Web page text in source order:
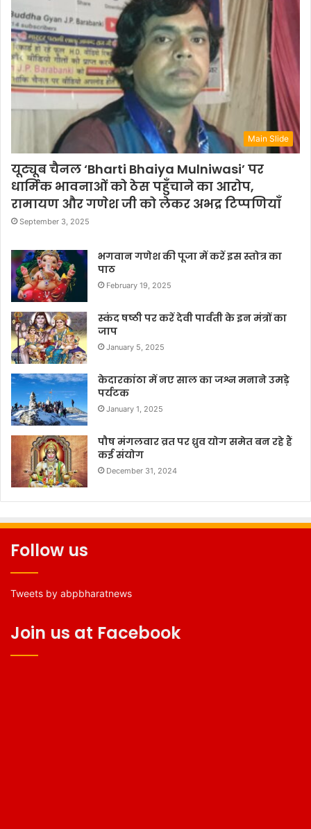
Main Slide
यूट्यूब चैनल ‘Bharti Bhaiya Mulniwasi’ पर
धार्मिक भावनाओं को ठेस पहुँचाने का आरोप,
रामायण और गणेश जी को लेकर अभद्र टिप्पणियाँ
September 3, 2025
भगवान गणेश की पूजा में करें इस स्तोत्र का
पाठ
February 19, 2025
स्कंद षष्ठी पर करें देवी पार्वती के इन मंत्रों का
जाप
January 5, 2025
केदारकांठा में नए साल का जश्न मनाने उमड़े
पर्यटक
January 1, 2025
पौष मंगलवार व्रत पर ध्रुव योग समेत बन रहे हैं
कई संयोग
December 31, 2024
Follow us
Tweets by abpbharatnews
Join us at Facebook